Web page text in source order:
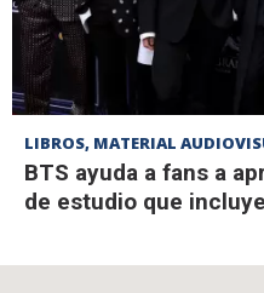
LIBROS, MATERIAL
BTS ayuda a fans a
de estudio que